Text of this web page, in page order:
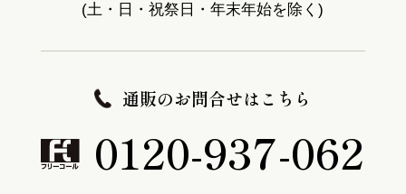
(土・日・祝祭日・年末年始を除く)
通販のお問合せはこちら
0120-937-062